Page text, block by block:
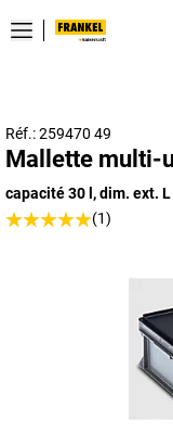
Réf.: 259470 49
Mallette multi-
capacité 30 l, dim. ext.
(1)